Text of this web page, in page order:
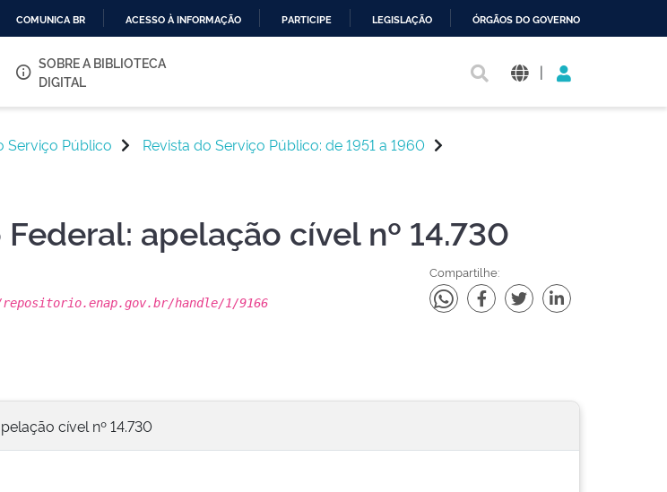
PARA
CONTEÚDO
COMUNICA BR ACESSO À INFORMAÇÃO PARTICIPE LEGISLAÇÃO ÓRGÃOS DO GOVERNO
SOBRE A BIBLIOTECA
DIGITAL
|
Serviço Público
Revista do Serviço Público: de 1951 a 1960
apelação cível nº 14.730
handle/1/9166
Compartilhe:
cível nº 14.730